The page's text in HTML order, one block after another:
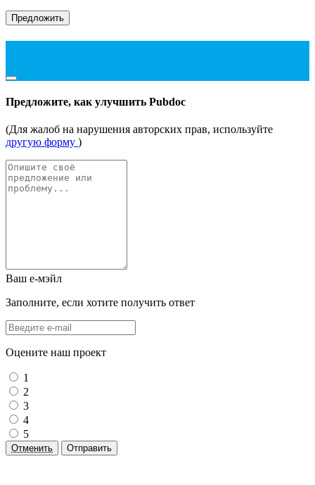
Предложить
Предложите, как улучшить Pubdoc
(Для жалоб на нарушения авторских прав, используйте
другую форму )
Ваш е-мэйл
Заполните, если хотите получить ответ
Оцените наш проект
1
2
3
4
5
Отменить Отправить